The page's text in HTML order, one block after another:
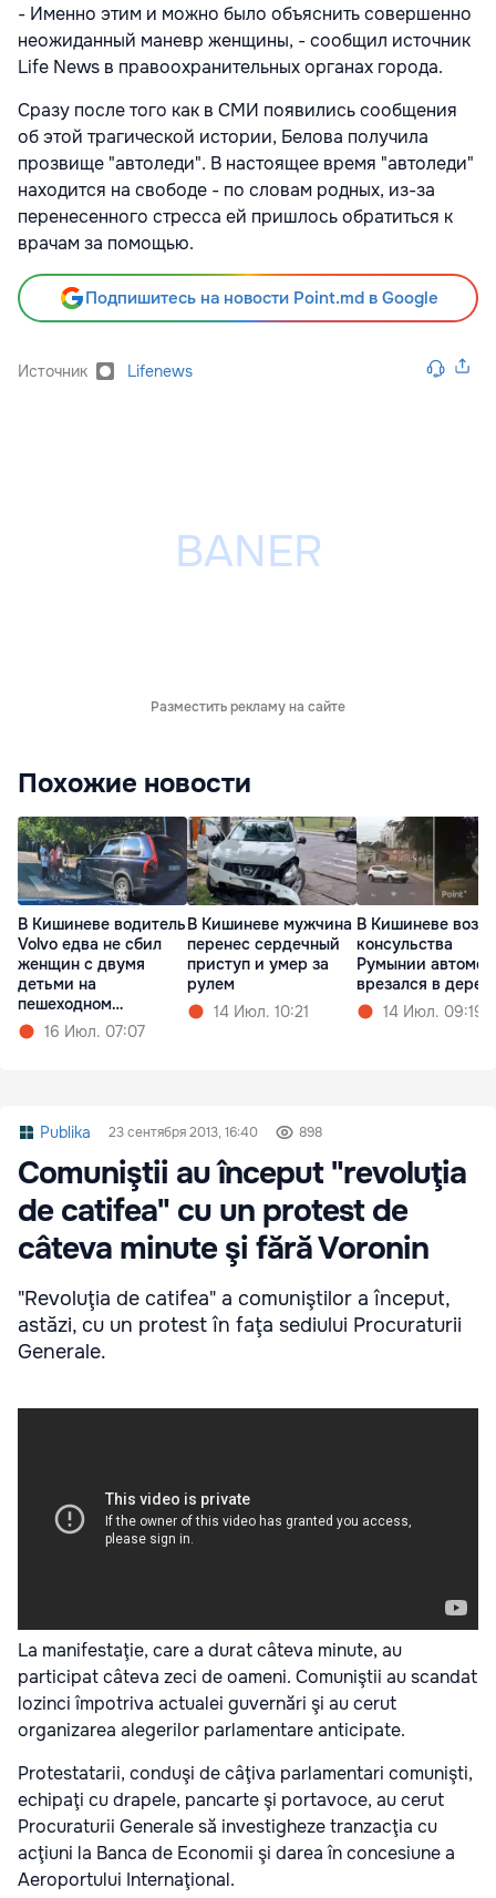
- Именно этим и можно было объяснить совершенно
неожиданный маневр женщины, - сообщил источник
Life News в правоохранительных органах города.
Сразу после того как в СМИ появились сообщения
об этой трагической истории, Белова получила
прозвище "автоледи". В настоящее время "автоледи"
находится на свободе - по словам родных, из-за
перенесенного стресса ей пришлось обратиться к
врачам за помощью.
Подпишитесь на новости Point.md в Google
Источник Lifenews
Разместить рекламу на сайте
Похожие новости
В Кишиневе водитель
Volvo едва не сбил
женщин с двумя
детьми на
пешеходном
переходе
16 Июл. 07:07
В Кишиневе мужчина
перенес сердечный
приступ и умер за
рулем
14 Июл. 10:21
В Кишиневе возле
консульства
Румынии
врезался в
14 Июл. 09:19
Publika 23 сентября 2013, 16:40 898
Comuniştii au început "revoluţia
de catifea" cu un protest de
câteva minute şi fără Voronin
"Revoluţia de catifea" a comuniştilor a început,
astăzi, cu un protest în faţa sediului Procuraturii
Generale.
La manifestaţie, care a durat câteva minute, au
participat câteva zeci de oameni. Comuniştii au scandat
lozinci împotriva actualei guvernări şi au cerut
organizarea alegerilor parlamentare anticipate.
Protestatarii, conduşi de câţiva parlamentari comunişti,
echipaţi cu drapele, pancarte şi portavoce, au cerut
Procuraturii Generale să investigheze tranzacţia cu
acţiuni la Banca de Economii şi darea în concesiune a
Aeroportului Internaţional.